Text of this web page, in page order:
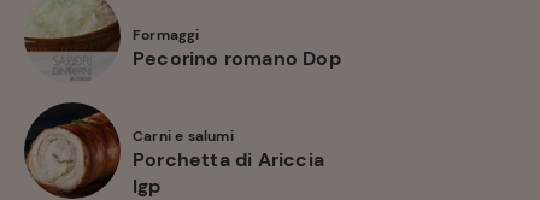
Formaggi
Pecorino romano Dop
Carni e salumi
Porchetta di Ariccia
Igp